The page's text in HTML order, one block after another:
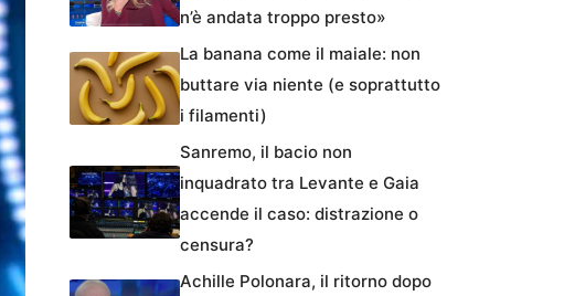
n’è andata troppo presto»
La banana come il maiale: non
buttare via niente (e soprattutto
i filamenti)
Sanremo, il bacio non
inquadrato tra Levante e Gaia
accende il caso: distrazione o
censura?
Achille Polonara, il ritorno dopo